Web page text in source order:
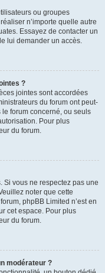
ou groupes
n’importe quelle autre
Essayez de contacter un
lui demander un accès.
?
jointes sont accordées
du forum ont peut-
forum concerné, ou seuls
Pour plus
du forum.
Si vous ne respectez pas une
noter que cette
phpBB Limited n’est en
cet espace. Pour plus
du forum.
modérateur ?